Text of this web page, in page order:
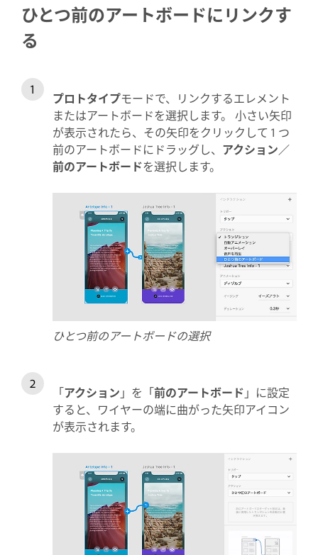
ひとつ前のアートボードにリンクす
る
プロトタイプモードで、リンクするエレメント
またはアートボードを選択します。 小さい矢印
が表示されたら、その矢印をクリックして 1 つ
前のアートボードにドラッグし、 アクション／
前のアートボードを選択します。
ひとつ前のアートボードの選択
「アクション 」を「前のアートボード 」に設定
すると、ワイヤーの端に曲がった矢印アイコン
が表示されます。